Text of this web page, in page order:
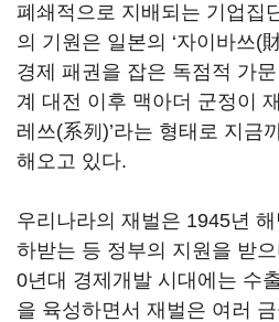
폐쇄적으로 지배되는 기업집
의 기원은 일본의 ‘자이바쓰(
경제 패권을 잡은 독점적 가
계 대전 이후 맥아더 군정이
레쓰(系列)’라는 형태로 지금
해오고 있다.
우리나라의 재벌은 1945년
하받는 등 정부의 지원을 받
0년대 경제개발 시대에는 수
을 육성하면서 재벌은 여러